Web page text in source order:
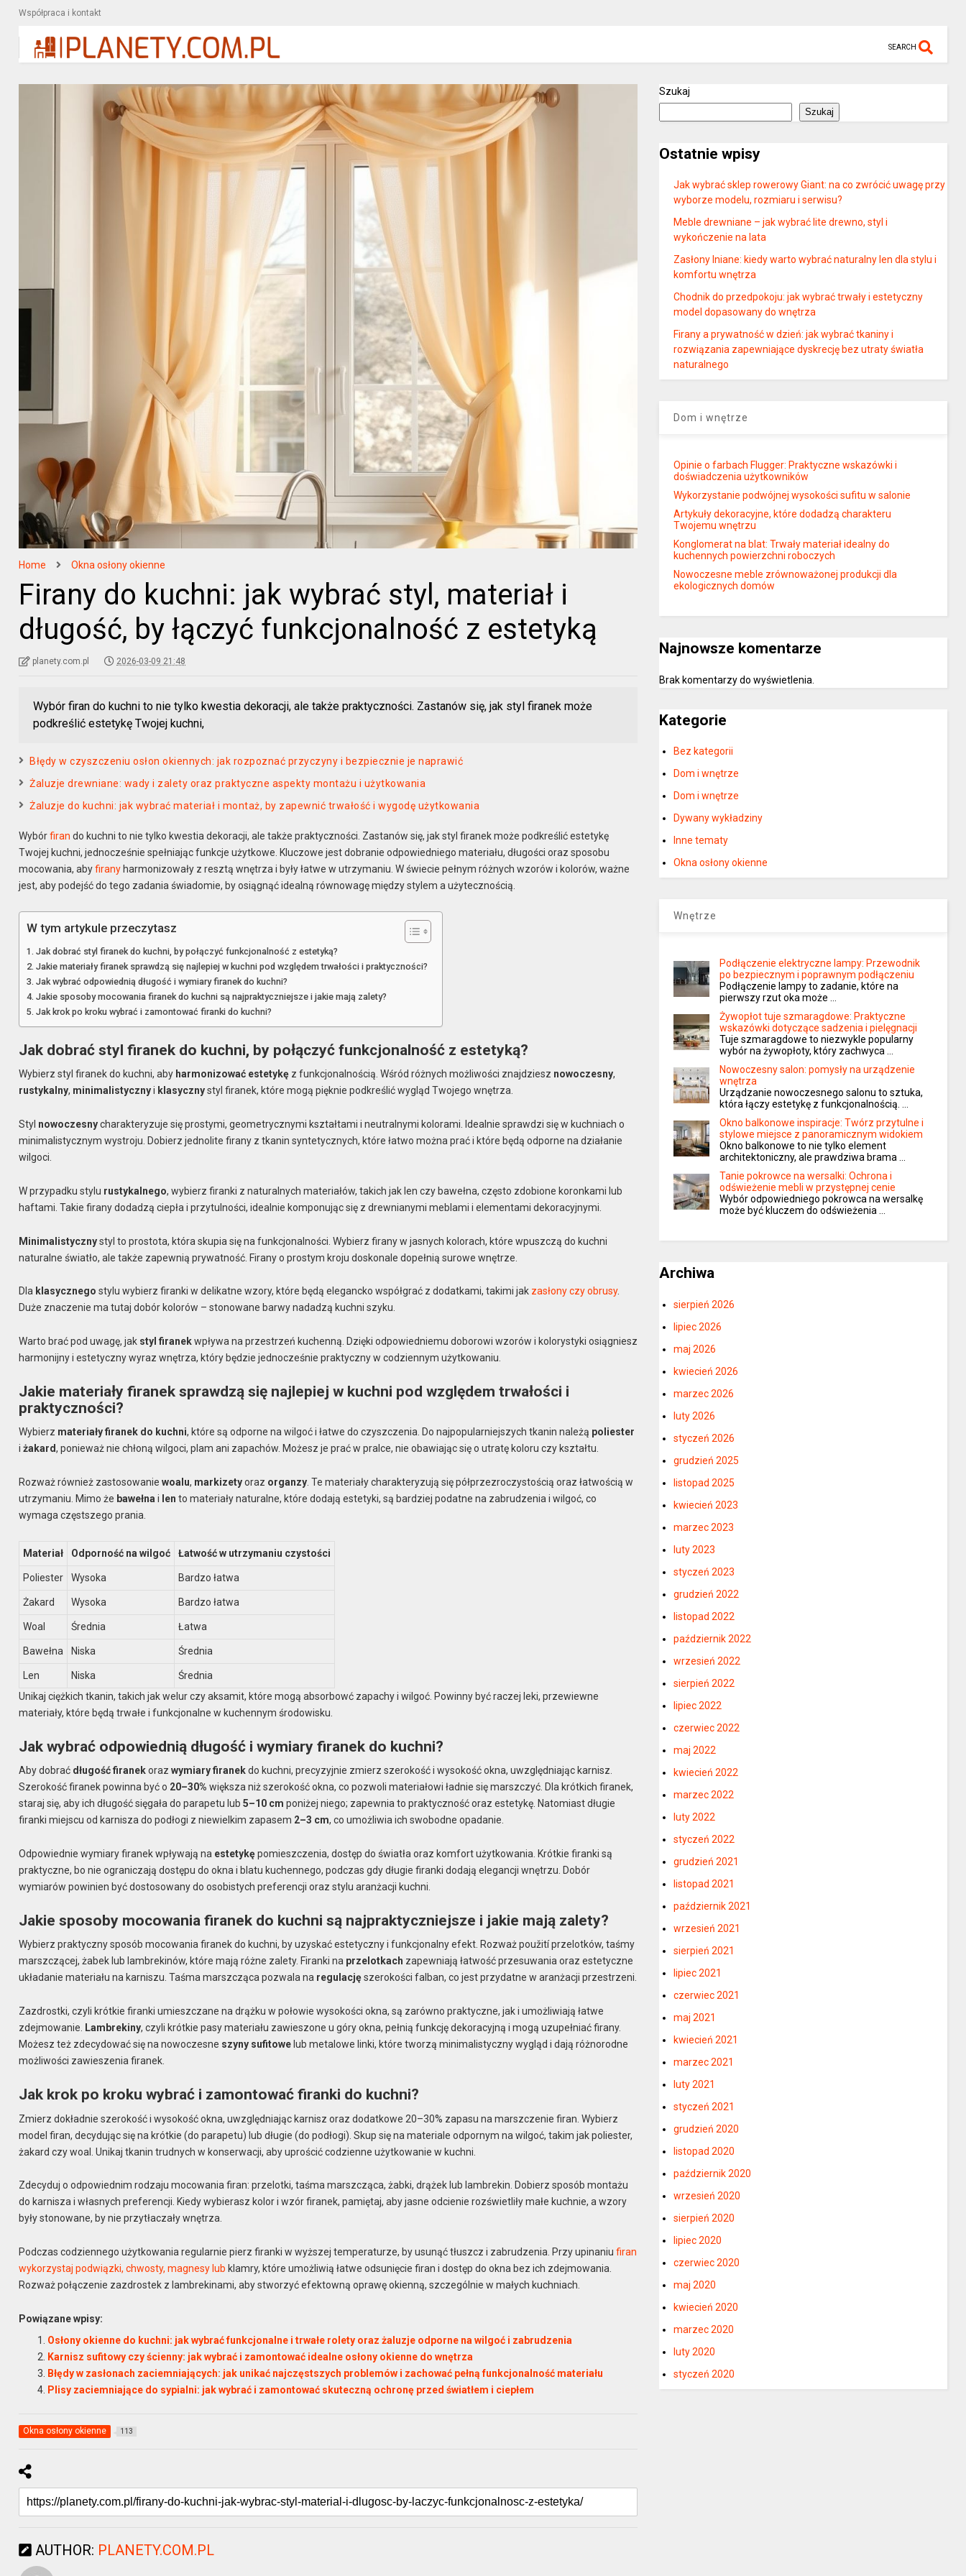
Współpraca i kontakt
SEARCH
Home Okna osłony okienne
Firany do kuchni: jak wybrać styl, materiał i
długość, by łączyć funkcjonalność z estetyką
planety.com.pl 2026-03-09 21:48
Wybór firan do kuchni to nie tylko kwestia dekoracji, ale także praktyczności. Zastanów się, jak styl firanek może
podkreślić estetykę Twojej kuchni,
Błędy w czyszczeniu osłon okiennych: jak rozpoznać przyczyny i bezpiecznie je naprawić
Żaluzje drewniane: wady i zalety oraz praktyczne aspekty montażu i użytkowania
Żaluzje do kuchni: jak wybrać materiał i montaż, by zapewnić trwałość i wygodę użytkowania
Wybórfiran do kuchni to nie tylko kwestia dekoracji, ale także praktyczności. Zastanów się, jak styl firanek może podkreślić estetykę
Twojej kuchni, jednocześnie spełniając funkcje użytkowe. Kluczowe jest dobranie odpowiedniego materiału, długości oraz sposobu
mocowania, abyfirany harmonizowały z resztą wnętrza i były łatwe w utrzymaniu. W świecie pełnym różnych wzorów i kolorów, ważne
jest, aby podejść do tego zadania świadomie, by osiągnąć idealną równowagę między stylem a użytecznością.
W tym artykule przeczytasz
Jak dobrać styl firanek do kuchni, by połączyć funkcjonalność z estetyką?
Jakie materiały firanek sprawdzą się najlepiej w kuchni pod względem trwałości i praktyczności?
Jak wybrać odpowiednią długość i wymiary firanek do kuchni?
Jakie sposoby mocowania firanek do kuchni są najpraktyczniejsze i jakie mają zalety?
Jak krok po kroku wybrać i zamontować firanki do kuchni?
Jak dobrać styl firanek do kuchni, by połączyć funkcjonalność z estetyką?
Wybierz styl firanek do kuchni, aby harmonizować estetykę z funkcjonalnością. Wśród różnych możliwości znajdziesz nowoczesny,
rustykalny, minimalistycznyi klasycznystyl firanek, które mogą pięknie podkreślić wygląd Twojego wnętrza.
Styl nowoczesnycharakteryzuje się prostymi, geometrycznymi kształtami i neutralnymi kolorami. Idealnie sprawdzi się w kuchniach o
minimalistycznym wystroju. Dobierz jednolite firany z tkanin syntetycznych, które łatwo można prać i które będą odporne na działanie
wilgoci.
W przypadku stylu rustykalnego, wybierz firanki z naturalnych materiałów, takich jak len czy bawełna, często zdobione koronkami lub
haftami. Takie firany dodadzą ciepła i przytulności, idealnie komponując się z drewnianymi meblami i elementami dekoracyjnymi.
Minimalistycznystyl to prostota, która skupia się na funkcjonalności. Wybierz firany w jasnych kolorach, które wpuszczą do kuchni
naturalne światło, ale także zapewnią prywatność. Firany o prostym kroju doskonale dopełnią surowe wnętrze.
Dla klasycznego stylu wybierz firanki w delikatne wzory, które będą elegancko współgrać z dodatkami, takimi jak zasłony czy obrusy.
Duże znaczenie ma tutaj dobór kolorów – stonowane barwy nadadzą kuchni szyku.
Warto brać pod uwagę, jak styl firanekwpływa na przestrzeń kuchenną. Dzięki odpowiedniemu doborowi wzorów i kolorystyki osiągniesz
harmonijny i estetyczny wyraz wnętrza, który będzie jednocześnie praktyczny w codziennym użytkowaniu.
Jakie materiały firanek sprawdzą się najlepiej w kuchni pod względem trwałości i
praktyczności?
Wybierz materiały firanek do kuchni, które są odporne na wilgoć i łatwe do czyszczenia. Do najpopularniejszych tkanin należą poliester
iżakard, ponieważ nie chłoną wilgoci, plam ani zapachów. Możesz je prać w pralce, nie obawiając się o utratę koloru czy kształtu.
Rozważ również zastosowaniewoalu, markizetyoraz organzy. Te materiały charakteryzują się półprzezroczystością oraz łatwością w
utrzymaniu. Mimo że bawełna i len to materiały naturalne, które dodają estetyki, są bardziej podatne na zabrudzenia i wilgoć, co
wymaga częstszego prania.
Materiał Odporność na wilgoć Łatwość w utrzymaniu czystości
Poliester Wysoka Bardzo łatwa
Żakard Wysoka Bardzo łatwa
Woal Średnia Łatwa
Bawełna Niska Średnia
Len Niska
Średnia
Unikaj ciężkich tkanin, takich jak welur czy aksamit, które mogą absorbowć zapachy i wilgoć. Powinny być raczej leki, przewiewne
materiały, które będą trwałe i funkcjonalne w kuchennym środowisku.
Jak wybrać odpowiednią długość i wymiary firanek do kuchni?
Aby dobrać długość firanekorazwymiary firanekdo kuchni, precyzyjnie zmierz szerokość i wysokość okna, uwzględniając karnisz.
Szerokość firanek powinna być o 20–30% większa niż szerokość okna, co pozwoli materiałowi ładnie się marszczyć. Dla krótkich firanek,
staraj się, aby ich długość sięgała do parapetu lub5–10 cm poniżej niego; zapewnia to praktyczność oraz estetykę. Natomiast długie
firanki miejscu od karnisza do podłogi z niewielkim zapasem 2–3 cm, co umożliwia ich swobodne opadanie.
Odpowiednie wymiary firanek wpływają na estetykępomieszczenia, dostęp do światła oraz komfort użytkowania. Krótkie firanki są
praktyczne, bo nie ograniczają dostępu do okna i blatu kuchennego, podczas gdy długie firanki dodają elegancji wnętrzu. Dobór
wymiarów powinien być dostosowany do osobistych preferencji oraz stylu aranżacji kuchni.
Jakie sposoby mocowania firanek do kuchni są najpraktyczniejsze i jakie mają zalety?
Wybierz praktyczny sposób mocowania firanek do kuchni, by uzyskać estetyczny i funkcjonalny efekt. Rozważ použití przelotków, taśmy
marszczącej, żabek lub lambrekinów, które mają różne zalety. Firanki na przelotkach zapewniają łatwość przesuwania oraz estetyczne
układanie materiału na karniszu. Taśma marszcząca pozwala na regulacjęszerokości falban, co jest przydatne w aranżacji przestrzeni.
Zazdrostki, czyli krótkie firanki umieszczane na drążku w połowie wysokości okna, są zarówno praktyczne, jak i umożliwiają łatwe
zdejmowanie. Lambrekiny, czyli krótkie pasy materiału zawieszone u góry okna, pełnią funkcję dekoracyjną i mogą uzupełniać firany.
Możesz też zdecydować się na nowoczesne szyny sufitowe lub metalowe linki, które tworzą minimalistyczny wygląd i dają różnorodne
możliwości zawieszenia firanek.
Jak krok po kroku wybrać i zamontować firanki do kuchni?
Zmierz dokładnie szerokość i wysokość okna, uwzględniając karnisz oraz dodatkowe 20–30% zapasu na marszczenie firan. Wybierz
model firan, decydując się na krótkie (do parapetu) lub długie (do podłogi). Skup się na materiale odpornym na wilgoć, takim jak poliester,
żakard czy woal. Unikaj tkanin trudnych w konserwacji, aby uprościć codzienne użytkowanie w kuchni.
Zdecyduj o odpowiednim rodzaju mocowania firan: przelotki, taśma marszcząca, żabki, drążek lub lambrekin. Dobierz sposób montażu
do karnisza i własnych preferencji. Kiedy wybierasz kolor i wzór firanek, pamiętaj, aby jasne odcienie rozświetliły małe kuchnie, a wzory
były stonowane, by nie przytłaczały wnętrza.
Podczas codziennego użytkowania regularnie pierz firanki w wyższej temperaturze, by usunąć tłuszcz i zabrudzenia. Przy upinaniufiran
wykorzystaj podwiązki, chwosty, magnesy lub klamry, które umożliwią łatwe odsunięcie firan i dostęp do okna bez ich zdejmowania.
Rozważ połączenie zazdrostek z lambrekinami, aby stworzyć efektowną oprawę okienną, szczególnie w małych kuchniach.
Powiązane wpisy:
Osłony okienne do kuchni: jak wybrać funkcjonalne i trwałe rolety oraz żaluzje odporne na wilgoć i zabrudzenia
Karnisz sufitowy czy ścienny: jak wybrać i zamontować idealne osłony okienne do wnętrza
Błędy w zasłonach zaciemniających: jak unikać najczęstszych problemów i zachować pełną funkcjonalność materiału
Plisy zaciemniające do sypialni: jak wybrać i zamontować skuteczną ochronę przed światłem i ciepłem
Okna osłony okienne 113
AUTHOR: PLANETY.COM.PL
Szukaj
Szukaj
Ostatnie wpisy
Jak wybrać sklep rowerowy Giant: na co zwrócić uwagę przy
wyborze modelu, rozmiaru i serwisu?
Meble drewniane – jak wybrać lite drewno, styl i
wykończenie na lata
Zasłony lniane: kiedy warto wybrać naturalny len dla stylu i
komfortu wnętrza
Chodnik do przedpokoju: jak wybrać trwały i estetyczny
model dopasowany do wnętrza
Firany a prywatność w dzień: jak wybrać tkaniny i
rozwiązania zapewniające dyskrecję bez utraty światła
naturalnego
Dom i wnętrze
Opinie o farbach Flugger: Praktyczne wskazówki i
doświadczenia użytkowników
Wykorzystanie podwójnej wysokości sufitu w salonie
Artykuły dekoracyjne, które dodadzą charakteru
Twojemu wnętrzu
Konglomerat na blat: Trwały materiał idealny do
kuchennych powierzchni roboczych
Nowoczesne meble zrównoważonej produkcji dla
ekologicznych domów
Najnowsze komentarze
Brak komentarzy do wyświetlenia.
Kategorie
Bez kategorii
Dom i wnętrze
Dom i wnętrze
Dywany wykładziny
Inne tematy
Okna osłony okienne
Wnętrze
Podłączenie elektryczne lampy: Przewodnik
po bezpiecznym i poprawnym podłączeniu
Podłączenie lampy to zadanie, które na
pierwszy rzut oka może …
Żywopłot tuje szmaragdowe: Praktyczne
wskazówki dotyczące sadzenia i pielęgnacji
Tuje szmaragdowe to niezwykle popularny
wybór na żywopłoty, który zachwyca …
Nowoczesny salon: pomysły na urządzenie
wnętrza
Urządzanie nowoczesnego salonu to sztuka,
która łączy estetykę z funkcjonalnością. …
Okno balkonowe inspiracje: Twórz przytulne i
stylowe miejsce z panoramicznym widokiem
Okno balkonowe to nie tylko element
architektoniczny, ale prawdziwa brama …
Tanie pokrowce na wersalki: Ochrona i
odświeżenie mebli w przystępnej cenie
Wybór odpowiedniego pokrowca na wersalkę
może być kluczem do odświeżenia …
Archiwa
sierpień 2026
lipiec 2026
maj 2026
kwiecień 2026
marzec 2026
luty 2026
styczeń 2026
grudzień 2025
listopad 2025
kwiecień 2023
marzec 2023
luty 2023
styczeń 2023
grudzień 2022
listopad 2022
październik 2022
wrzesień 2022
sierpień 2022
lipiec 2022
czerwiec 2022
maj 2022
kwiecień 2022
marzec 2022
luty 2022
styczeń 2022
grudzień 2021
listopad 2021
październik 2021
wrzesień 2021
sierpień 2021
lipiec 2021
czerwiec 2021
maj 2021
kwiecień 2021
marzec 2021
luty 2021
styczeń 2021
grudzień 2020
listopad 2020
październik 2020
wrzesień 2020
sierpień 2020
lipiec 2020
czerwiec 2020
maj 2020
kwiecień 2020
marzec 2020
luty 2020
styczeń 2020